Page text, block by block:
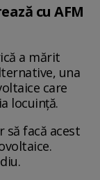
cu AFM
a mărit
una
care
locuință.
să facă acest